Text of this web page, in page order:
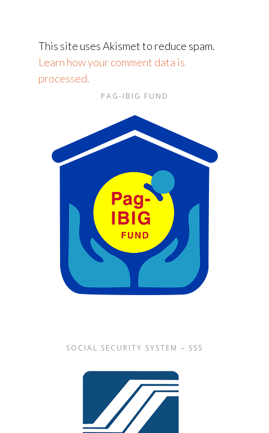
This site uses Akismet to reduce spam.
Learn how your comment data is
processed.
PAG-IBIG FUND
SOCIAL SECURITY SYSTEM – SSS